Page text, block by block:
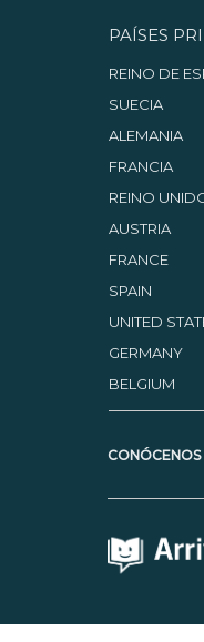
PAÍSES
REINO DE
SUECIA
ALEMANIA
FRANCIA
REINO
AUSTRIA
FRANCE
SPAIN
UNITED
GERMANY
BELGIUM
CONÓCENOS